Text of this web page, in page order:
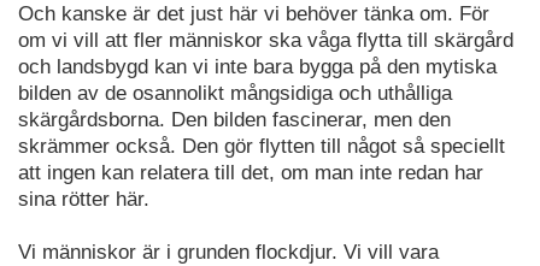
Och kanske är det just här vi behöver tänka om. För
om vi vill att fler människor ska våga flytta till skärgård
och landsbygd kan vi inte bara bygga på den mytiska
bilden av de osannolikt mångsidiga och uthålliga
skärgårdsborna. Den bilden fascinerar, men den
skrämmer också. Den gör flytten till något så speciellt
att ingen kan relatera till det, om man inte redan har
sina rötter här.
Vi människor är i grunden flockdjur. Vi vill vara